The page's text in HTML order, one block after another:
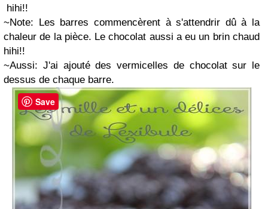
hihi!!
~Note: Les barres commencèrent à s'attendrir dû à la
chaleur de la pièce. Le chocolat aussi a eu un brin chaud
hihi!!
~Aussi: J'ai ajouté des vermicelles de chocolat sur le
dessus de chaque barre.
Save